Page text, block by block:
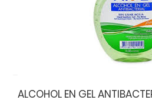
ALCOHOL EN GEL